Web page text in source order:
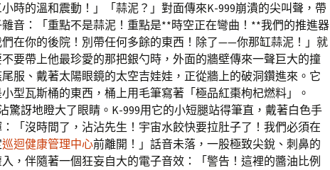
時的溫和震動！」「蒜泥？」對面傳來K-999崩潰的尖叫聲，帶
音：「重點不是蒜泥！重點是**時空正在彎曲！**我們的推進器
在你的後院！別帶任何多餘的東西！除了——你那缸蒜泥！」就
要帶上他最珍愛的那把銀勺時，外面的牆壁傳來一聲巨大的撞
服、戴著太陽眼鏡的太空吉娃娃，正從牆上的破洞鑽進來。它
型瓦斯桶的東西，桶上用毛筆寫著「極品紅棗枸杞燃料」。
驚訝地瞪大了眼睛。K-999用它的小短腿站得筆直，戴著白色手
「沒時間了，沾沾先生！宇宙水餃快要拉肚子了！我們必須在
巡迴健康管理中心前離開！」話音未落，一股極致尖銳、刺鼻的
，伴隨著一個狂妄自大的電子音效：「警告！這裡的醬油比例